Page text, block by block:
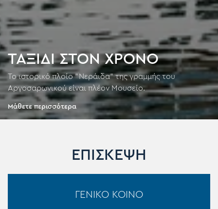
ΤΑΞΙΔΙ ΣΤΟΝ ΧΡΟΝΟ
Το ιστορικό πλοίο "Νεράιδα" της γραμμής του
Αργοσαρωνικού είναι πλέον Μουσείο.
Μάθετε περισσότερα
ΕΠΙΣΚΕΨΗ
ΓΕΝΙΚΟ ΚΟΙΝΟ